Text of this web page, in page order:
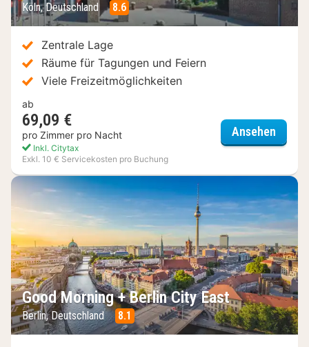
Köln, Deutschland 8.6
Zentrale Lage
Räume für Tagungen und Feiern
Viele Freizeitmöglichkeiten
ab
69,09 €
pro Zimmer pro Nacht
Inkl. Citytax
Exkl. 10 € Servicekosten pro Buchung
Ansehen
Good Morning + Berlin City East
Berlin, Deutschland 8.1